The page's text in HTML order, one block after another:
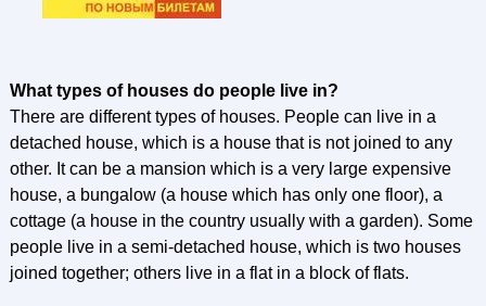
What types of houses do people live in?
There are different types of houses. People can live in a
detached house, which is a house that is not joined to any
other. It can be a mansion which is a very large expensive
house, a bungalow (a house which has only one floor), a
cottage (a house in the country usually with a garden). Some
people live in a semi-detached house, which is two houses
joined together; others live in a flat in a block of flats.